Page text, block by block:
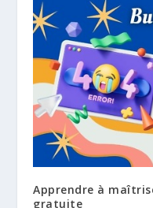
Apprendre à
gratuite